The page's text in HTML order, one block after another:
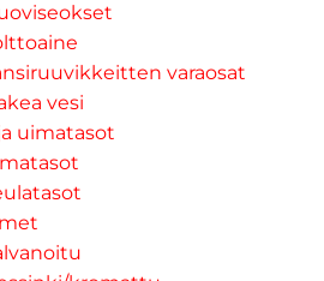
varaosat
vesi
uimatasot